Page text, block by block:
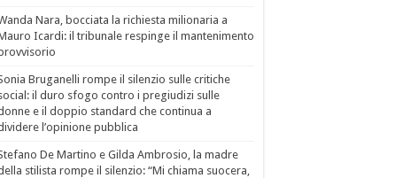
Nara, bocciata la richiesta milionaria a
Icardi: il tribunale respinge il mantenimento
Bruganelli rompe il silenzio sulle critiche
il duro sfogo contro i pregiudizi sulle
e il doppio standard che continua a
l’opinione pubblica
De Martino e Gilda Ambrosio, la madre
stilista rompe il silenzio: “Mi chiama suocera,